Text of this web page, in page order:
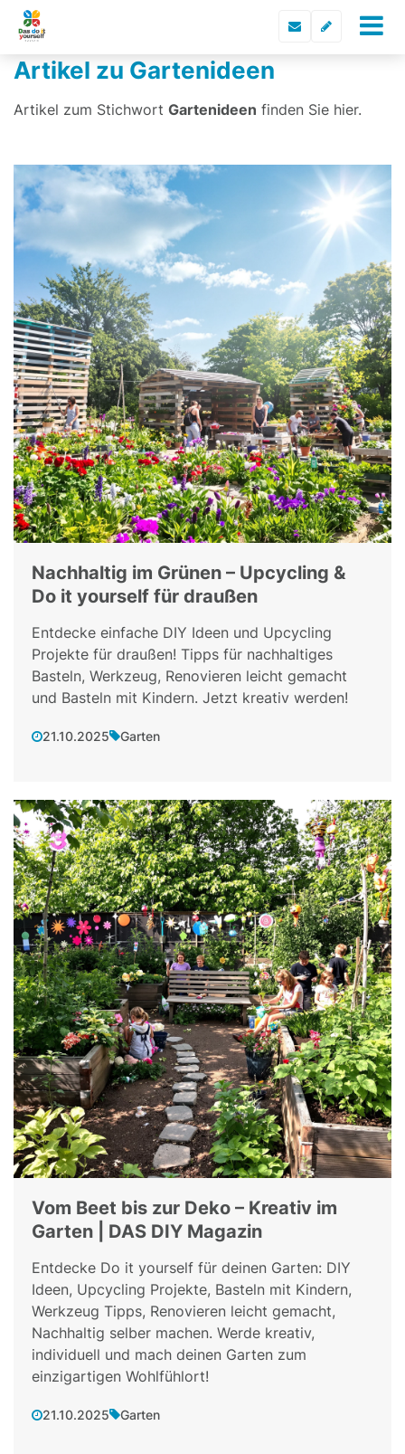
Artikel zu Gartenideen
Artikel zum Stichwort Gartenideen finden Sie hier.
Nachhaltig im Grünen – Upcycling &
Do it yourself für draußen
Entdecke einfache DIY Ideen und Upcycling
Projekte für draußen! Tipps für nachhaltiges
Basteln, Werkzeug, Renovieren leicht gemacht
und Basteln mit Kindern. Jetzt kreativ werden!
21.10.2025 Garten
Vom Beet bis zur Deko – Kreativ im
Garten | DAS DIY Magazin
Entdecke Do it yourself für deinen Garten: DIY
Ideen, Upcycling Projekte, Basteln mit Kindern,
Werkzeug Tipps, Renovieren leicht gemacht,
Nachhaltig selber machen. Werde kreativ,
individuell und mach deinen Garten zum
einzigartigen Wohlfühlort!
21.10.2025 Garten